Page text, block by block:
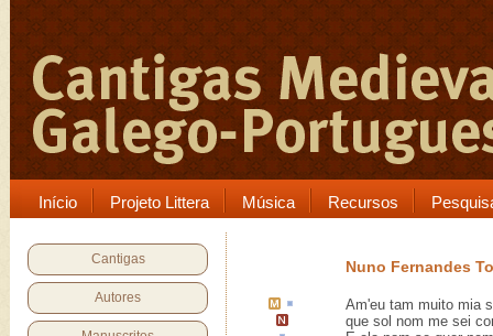
Início Projeto Littera Música Recursos
Cantigas
Autores
Nuno Fernandes
Am'eu tam muito mia
que sol nom me sei